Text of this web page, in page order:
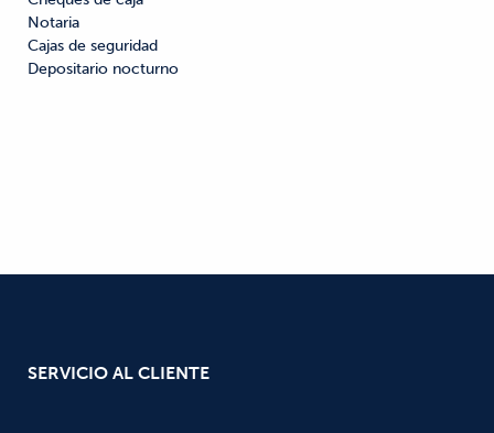
Notaria
Cajas de seguridad
Depositario nocturno
SERVICIO AL CLIENTE